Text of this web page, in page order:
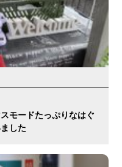
モードたっぷりなはぐ
した